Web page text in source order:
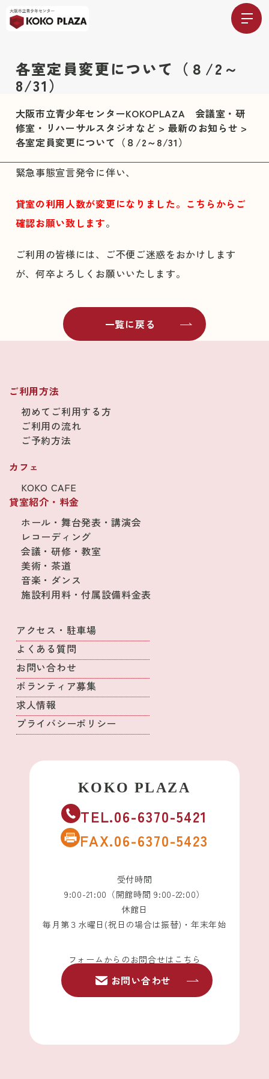
各室定員変更について（８/2～
8/31）
大阪市立青少年センターKOKOPLAZA 会議室・研
修室・リハーサルスタジオなど > 最新のお知らせ >
各室定員変更について（８/2～8/31）
緊急事態宣言発令に伴い、
貸室の利用人数が変更になりました。 こちら からご
確認お願い致します。
ご利用の皆様には、ご不便ご迷惑をおかけします
が、何卒よろしくお願いいたします。
一覧に戻る
ご利用方法
初めてご利用する方
ご利用の流れ
ご予約方法
カフェ
KOKO CAFE
貸室紹介・料金
ホール・舞台発表・講演会
レコーディング
会議・研修・教室
美術・茶道
音楽・ダンス
施設利用料・付属設備料金表
アクセス・駐車場
よくある質問
お問い合わせ
ボランティア募集
求人情報
プライバシーポリシー
TEL.06-6370-5421
FAX.06-6370-5423
受付時間
9:00-21:00（開館時間 9:00-22:00）
休館日
毎月第３水曜日(祝日の場合は振替)・年末年始
フォームからのお問合せはこちら
お問い合わせ